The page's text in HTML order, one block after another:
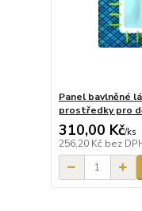
Panel bavlněné
prostředky pro
310,00 Kč/ks
256,20 Kč bez